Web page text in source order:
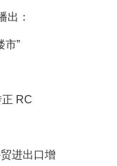
出：
市”
RC
进出口增